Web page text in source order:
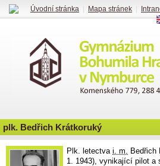
plk. Bedřich Krátkoruký
Plk. letectvai. m. Bedřich
1. 1943), vynikající pilot a
Úvodní stránka Mapa stránek